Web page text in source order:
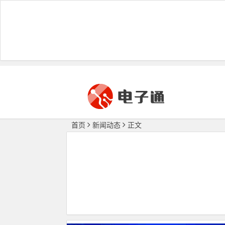
首页 新闻动态 正文